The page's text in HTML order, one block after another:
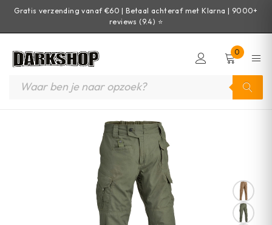
Gratis verzending vanaf €60 | Betaal achteraf met Klarna | 9000+
reviews (9.4) ⭐
0